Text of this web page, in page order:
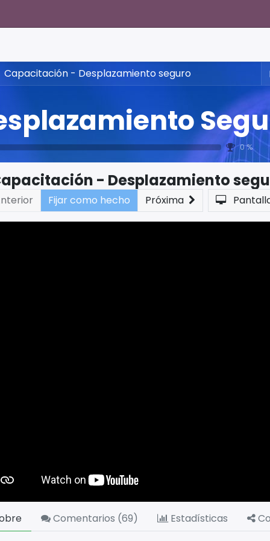
Capacitación - Desplazamiento seguro
0 %
- Desplazamiento
Fijar como hecho Próxima
Comentarios (69) Estadísticas